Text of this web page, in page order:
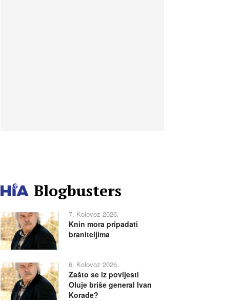
Blogbusters
7. Kolovoz 2026.
Knin mora pripadati
braniteljima
6. Kolovoz 2026.
Zašto se iz povijesti
Oluje briše general Ivan
Korade?